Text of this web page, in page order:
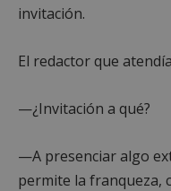
invitación.
El redactor que
—¿Invitación a qué?
—A presenciar algo
permite la franqueza,